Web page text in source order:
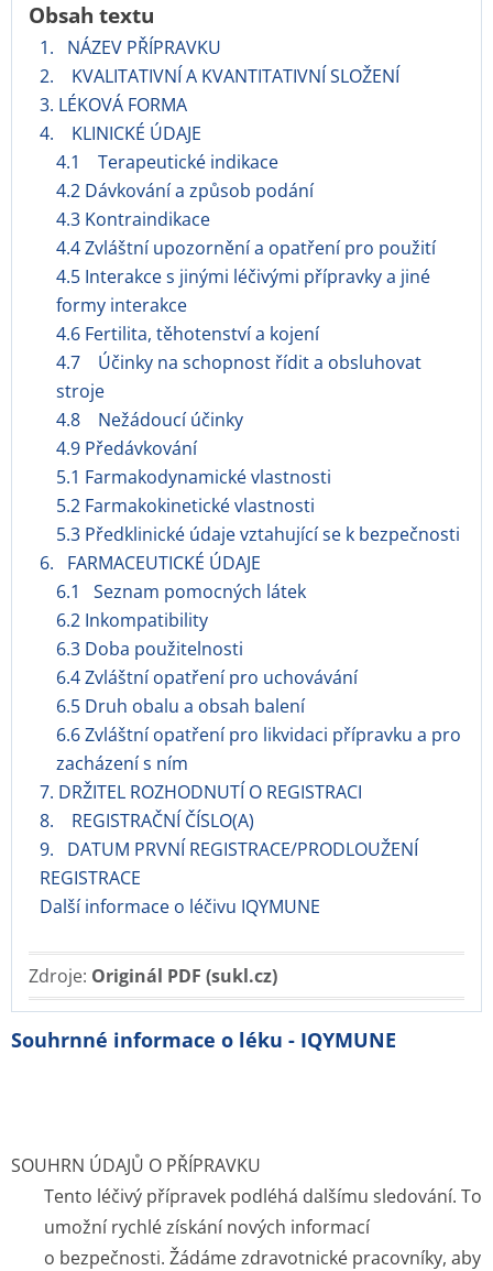
Obsah textu
1. NÁZEV PŘÍPRAVKU
2. KVALITATIVNÍ A KVANTITATIVNÍ SLOŽENÍ
3. LÉKOVÁ FORMA
4. KLINICKÉ ÚDAJE
4.1 Terapeutické indikace
4.2 Dávkování a způsob podání
4.3 Kontraindikace
4.4 Zvláštní upozornění a opatření pro použití
4.5 Interakce s jinými léčivými přípravky a jiné
formy interakce
4.6 Fertilita, těhotenství a kojení
4.7 Účinky na schopnost řídit a obsluhovat
stroje
4.8 Nežádoucí účinky
4.9 Předávkování
5.1 Farmakodynamické vlastnosti
5.2 Farmakokinetické vlastnosti
5.3 Předklinické údaje vztahující se k bezpečnosti
6. FARMACEUTICKÉ ÚDAJE
6.1 Seznam pomocných látek
6.2 Inkompatibility
6.3 Doba použitelnosti
6.4 Zvláštní opatření pro uchovávání
6.5 Druh obalu a obsah balení
6.6 Zvláštní opatření pro likvidaci přípravku a pro
zacházení s ním
7. DRŽITEL ROZHODNUTÍ O REGISTRACI
8. REGISTRAČNÍ ČÍSLO(A)
9. DATUM PRVNÍ REGISTRACE/PRODLOUŽENÍ
REGISTRACE
Další informace o léčivu IQYMUNE
Zdroje: Originál PDF (sukl.cz)
Souhrnné informace o léku - IQYMUNE
SOUHRN ÚDAJŮ O PŘÍPRAVKU
Tento léčivý přípravek podléhá dalšímu sledování. To
umožní rychlé získání nových informací
o bezpečnosti. Žádáme zdravotnické pracovníky, aby